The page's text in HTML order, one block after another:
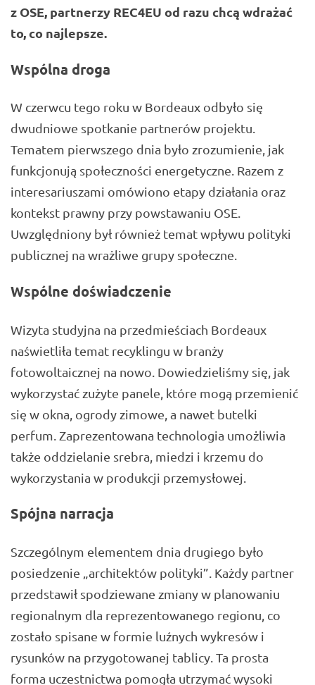
z OSE, partnerzy REC4EU od razu chcą wdrażać
to, co najlepsze.
Wspólna droga
W czerwcu tego roku w Bordeaux odbyło się
dwudniowe spotkanie partnerów projektu.
Tematem pierwszego dnia było zrozumienie, jak
funkcjonują społeczności energetyczne. Razem z
interesariuszami omówiono etapy działania oraz
kontekst prawny przy powstawaniu OSE.
Uwzględniony był również temat wpływu polityki
publicznej na wrażliwe grupy społeczne.
Wspólne doświadczenie
Wizyta studyjna na przedmieściach Bordeaux
naświetliła temat recyklingu w branży
fotowoltaicznej na nowo. Dowiedzieliśmy się, jak
wykorzystać zużyte panele, które mogą przemienić
się w okna, ogrody zimowe, a nawet butelki
perfum. Zaprezentowana technologia umożliwia
także oddzielanie srebra, miedzi i krzemu do
wykorzystania w produkcji przemysłowej.
Spójna narracja
Szczególnym elementem dnia drugiego było
posiedzenie „architektów polityki”. Każdy partner
przedstawił spodziewane zmiany w planowaniu
regionalnym dla reprezentowanego regionu, co
zostało spisane w formie luźnych wykresów i
rysunków na przygotowanej tablicy. Ta prosta
forma uczestnictwa pomogła utrzymać wysoki